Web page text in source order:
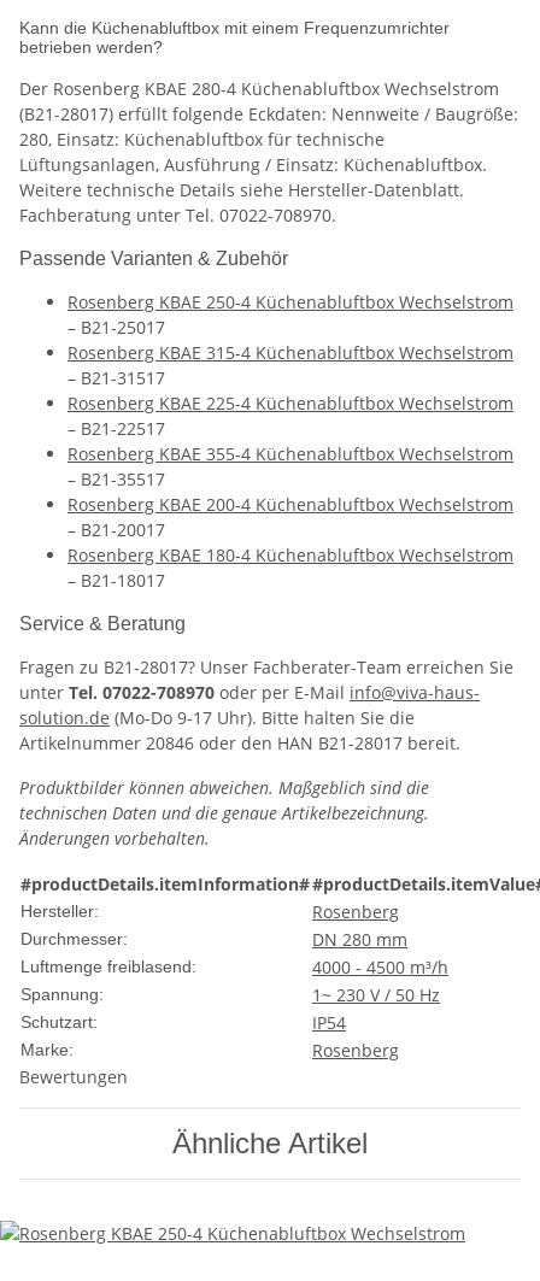
Kann die Küchenabluftbox mit einem Frequenzumrichter
betrieben werden?
Der Rosenberg KBAE 280-4 Küchenabluftbox Wechselstrom
(B21-28017) erfüllt folgende Eckdaten: Nennweite / Baugröße:
280, Einsatz: Küchenabluftbox für technische
Lüftungsanlagen, Ausführung / Einsatz: Küchenabluftbox.
Weitere technische Details siehe Hersteller-Datenblatt.
Fachberatung unter Tel. 07022-708970.
Passende Varianten & Zubehör
Rosenberg KBAE 250-4 Küchenabluftbox Wechselstrom
– B21-25017
Rosenberg KBAE 315-4 Küchenabluftbox Wechselstrom
– B21-31517
Rosenberg KBAE 225-4 Küchenabluftbox Wechselstrom
– B21-22517
Rosenberg KBAE 355-4 Küchenabluftbox Wechselstrom
– B21-35517
Rosenberg KBAE 200-4 Küchenabluftbox Wechselstrom
– B21-20017
Rosenberg KBAE 180-4 Küchenabluftbox Wechselstrom
– B21-18017
Service & Beratung
Fragen zu B21-28017? Unser Fachberater-Team erreichen Sie
unter Tel. 07022-708970 oder per E-Mail info@viva-haus-
solution.de (Mo-Do 9-17 Uhr). Bitte halten Sie die
Artikelnummer 20846 oder den HAN B21-28017 bereit.
Produktbilder können abweichen. Maßgeblich sind die
technischen Daten und die genaue Artikelbezeichnung.
Änderungen vorbehalten.
#productDetails.itemInformation#
Hersteller: Rosenberg
Durchmesser: DN 280 mm
Luftmenge freiblasend: 4000 - 4500 m³/h
Spannung: 1~ 230 V / 50 Hz
Schutzart: IP54
Marke:
Rosenberg
Bewertungen
Ähnliche Artikel